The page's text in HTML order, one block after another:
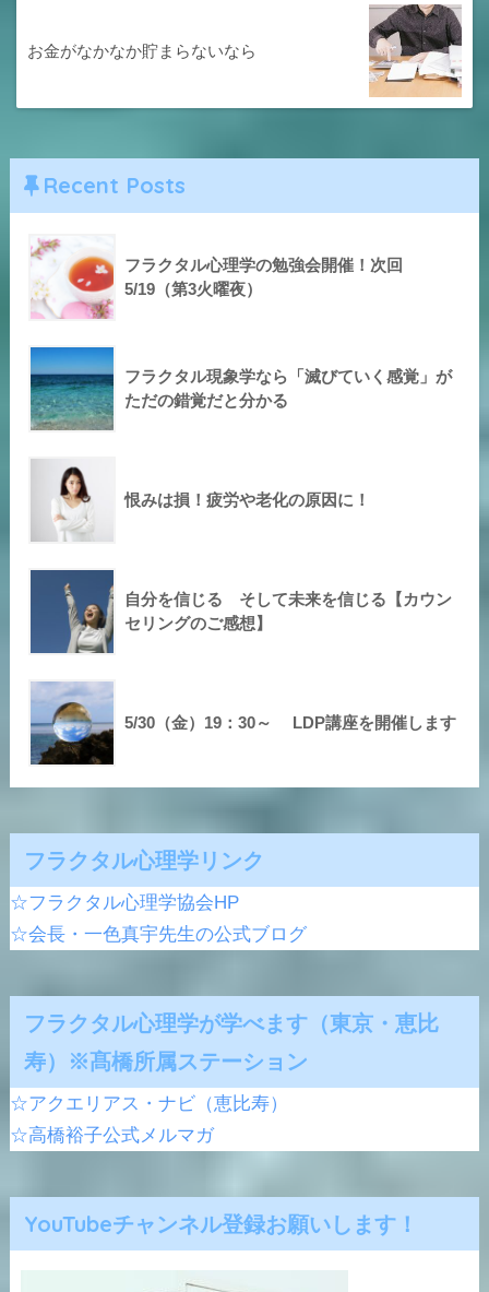
お金がなかなか貯まらないなら
Recent Posts
フラクタル心理学の勉強会開催！次回
5/19（第3火曜夜）
フラクタル現象学なら「滅びていく感覚」が
ただの錯覚だと分かる
恨みは損！疲労や老化の原因に！
自分を信じる そして未来を信じる【カウン
セリングのご感想】
5/30（金）19：30～ LDP講座を開催します
フラクタル心理学リンク
☆フラクタル心理学協会HP
☆会長・一色真宇先生の公式ブログ
フラクタル心理学が学べます（東京・恵比
寿）※髙橋所属ステーション
☆アクエリアス・ナビ（恵比寿）
☆高橋裕子公式メルマガ
YouTubeチャンネル登録お願いします！